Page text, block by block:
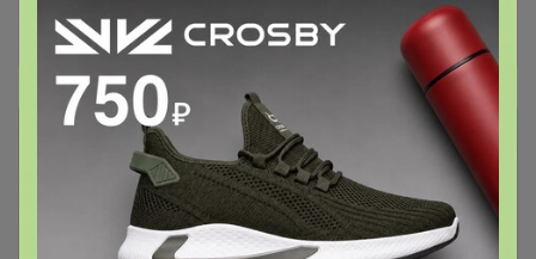
ОЧЕНЬ УДОБНО, БЕЗ ЛИШНИХ ЦИФР И
ДАННЫХ КАРТ! ОТПИСКА ВСТАЕТ СРАЗУ.
Описание
Условия участия